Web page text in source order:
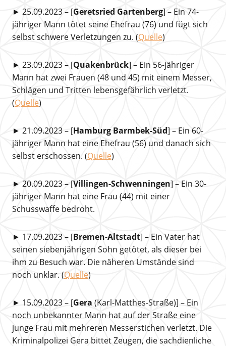
► 25.09.2023 – [Geretsried Gartenberg] – Ein 74-
jähriger Mann tötet seine Ehefrau (76) und fügt sich
selbst schwere Verletzungen zu. (Quelle)
► 23.09.2023 – [Quakenbrück] – Ein 56-jähriger
Mann hat zwei Frauen (48 und 45) mit einem Messer,
Schlägen und Tritten lebensgefährlich verletzt.
(Quelle)
► 21.09.2023 – [Hamburg Barmbek-Süd] – Ein 60-
jähriger Mann hat eine Ehefrau (56) und danach sich
selbst erschossen. (Quelle)
► 20.09.2023 – [Villingen-Schwenningen] – Ein 30-
jähriger Mann hat eine Frau (44) mit einer
Schusswaffe bedroht.
► 17.09.2023 – [Bremen-Altstadt] – Ein Vater hat
seinen siebenjährigen Sohn getötet, als dieser bei
ihm zu Besuch war. Die näheren Umstände sind
noch unklar. (Quelle)
► 15.09.2023 – [Gera (Karl-Matthes-Straße)] – Ein
noch unbekannter Mann hat auf der Straße eine
junge Frau mit mehreren Messerstichen verletzt. Die
Kriminalpolizei Gera bittet Zeugen, die sachdienliche